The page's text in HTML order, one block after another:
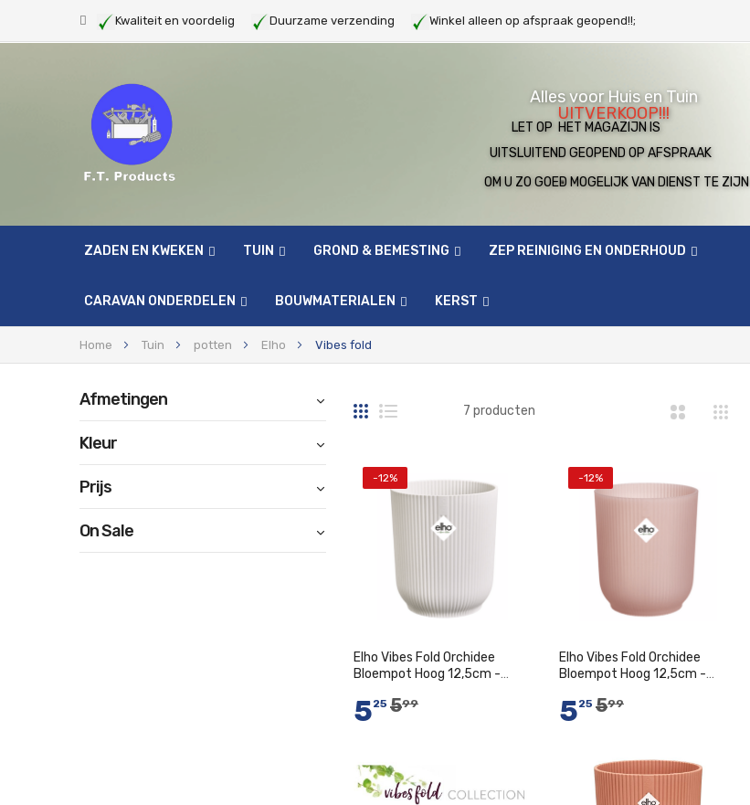
Kwaliteit en voordelig Duurzame verzending Winkel alleen op afspraak geopend!!;
Alles voor Huis en Tuin
UITVERKOOP!!!
LET OP HET MAGAZIJN IS
UITSLUITEND GEOPEND OP AFSPRAAK
OM U ZO GOED MOGELIJK VAN DIENST TE ZIJN
ZADEN EN KWEKEN TUIN GROND & BEMESTING ZEP REINIGING EN ONDERHOUD
CARAVAN ONDERDELEN BOUWMATERIALEN KERST
Home Tuin potten Elho Vibes fold
Foto- 7 producten
-12%
In Winkelwagen
Elho Vibes Fold Orchidee
Bloempot Hoog 12,5cm -
525 599
-12%
In Winkelwagen
Elho Vibes Fold Orchidee
Bloempot Hoog 12,5cm -
525 599
Afmetingen
Kleur
Prijs
On Sale